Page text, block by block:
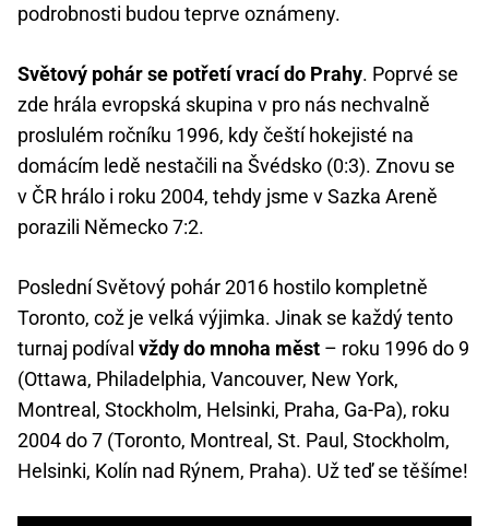
podrobnosti budou teprve oznámeny.
Světový pohár se potřetí vrací do Prahy. Poprvé se
zde hrála evropská skupina v pro nás nechvalně
proslulém ročníku 1996, kdy čeští hokejisté na
domácím ledě nestačili na Švédsko (0:3). Znovu se
v ČR hrálo i roku 2004, tehdy jsme v Sazka Areně
porazili Německo 7:2.
Poslední Světový pohár 2016 hostilo kompletně
Toronto, což je velká výjimka. Jinak se každý tento
turnaj podíval vždy do mnoha měst – roku 1996 do 9
(Ottawa, Philadelphia, Vancouver, New York,
Montreal, Stockholm, Helsinki, Praha, Ga-Pa), roku
2004 do 7 (Toronto, Montreal, St. Paul, Stockholm,
Helsinki, Kolín nad Rýnem, Praha). Už teď se těšíme!